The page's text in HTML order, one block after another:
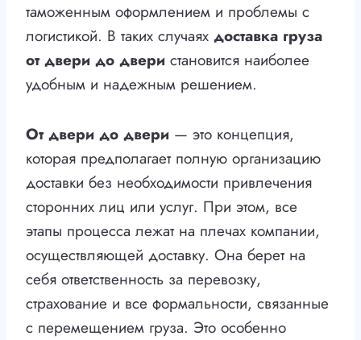
таможенным оформлением и проблемы с
логистикой. В таких случаях доставка груза
от двери до двери становится наиболее
удобным и надежным решением.
От двери до двери — это концепция,
которая предполагает полную организацию
доставки без необходимости привлечения
сторонних лиц или услуг. При этом, все
этапы процесса лежат на плечах компании,
осуществляющей доставку. Она берет на
себя ответственность за перевозку,
страхование и все формальности, связанные
с перемещением груза. Это особенно